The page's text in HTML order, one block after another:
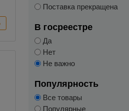
Поставка прекращена
В госреестре
Да
Нет
Не важно
Популярность
Все товары
Популярные